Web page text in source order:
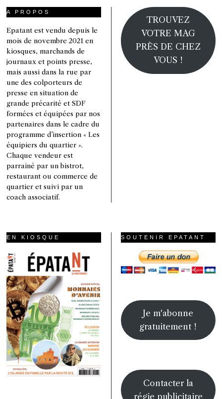
A PROPOS
Epatant est vendu depuis le
mois de novembre 2021 en
kiosques, marchands de
journaux et points presse,
mais aussi dans la rue par
une des colporteurs de
presse en situation de
grande précarité et SDF
formées et équipées par nos
partenaires dans le cadre du
programme d’insertion « Les
équipiers du quartier ».
Chaque vendeur est
parrainé par un bistrot,
restaurant ou commerce de
quartier et suivi par un
coach associatif.
TROUVEZ
VOTRE MAG
PRÈS DE CHEZ
VOUS !
EN KIOSQUE SOUTENIR EPATANT
Je m'abonne
gratuitement !
Contacter la
régie publicitaire